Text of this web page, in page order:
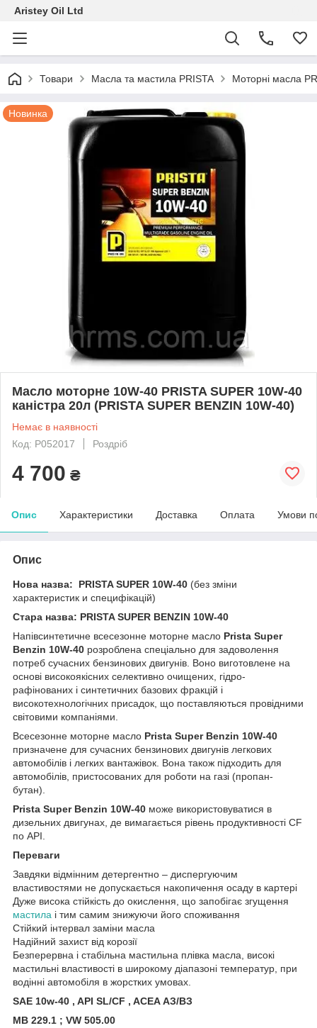
Aristey Oil Ltd
Товари Масла та мастила PRISTA Моторні масла
Новинка
Масло моторне 10W-40 PRISTA SUPER 10W-40
каністра 20л (PRISTA SUPER BENZIN 10W-40)
Немає в наявності
Код: P052017
Роздріб
4 700 ₴
Опис Характеристики Доставка Оплата Умови
Опис
Нова назва: PRISTA SUPER 10W-40 (без зміни
характеристик и специфікацій)
Стара назва: PRISTA SUPER BENZIN 10W-40
Напівсинтетичне всесезонне моторне масло Prista Super
Benzin 10W-40 розроблена спеціально для задоволення
потреб сучасних бензинових двигунів. Воно виготовлене на
основі високоякісних селективно очищених, гідро-
рафінованих і синтетичних базових фракцій і
високотехнологічних присадок, що поставляються провідними
світовими компаніями.
Всесезонне моторне масло Prista Super Benzin 10W-40
призначене для сучасних бензинових двигунів легкових
автомобілів і легких вантажівок. Вона також підходить для
автомобілів, пристосованих для роботи на газі (пропан-
бутан).
Prista Super Benzin 10W-40 може використовуватися в
дизельних двигунах, де вимагається рівень продуктивності CF
по API.
Переваги
Завдяки відмінним детергентно – диспергуючим
властивостями не допускається накопичення осаду в картері
Дуже висока стійкість до окислення, що запобігає згущення
мастила і тим самим знижуючи його споживання
Стійкий інтервал заміни масла
Надійний захист від корозії
Безперервна і стабільна мастильна плівка масла, високі
мастильні властивості в широкому діапазоні температур, при
водінні автомобіля в жорстких умовах.
SAE 10w-40 , API SL/CF , ACEA АЗ/ВЗ
MB 229.1 ; VW 505.00